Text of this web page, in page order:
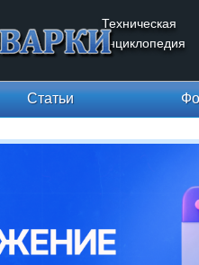
Техническая
энциклопедия
Статьи